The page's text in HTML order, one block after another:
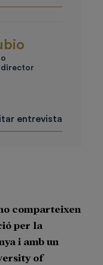
director
entrevista
comparteixen
per la
i amb un
of